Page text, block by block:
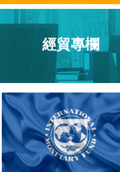
經貿專欄